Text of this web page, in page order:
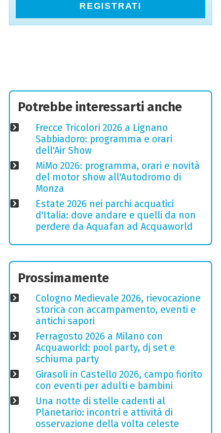
REGISTRATI
Potrebbe interessarti anche
Frecce Tricolori 2026 a Lignano
Sabbiadoro: programma e orari
dell'Air Show
MiMo 2026: programma, orari e novità
del motor show all'Autodromo di
Monza
Estate 2026 nei parchi acquatici
d'Italia: dove andare e quelli da non
perdere da Aquafan ad Acquaworld
Prossimamente
Cologno Medievale 2026, rievocazione
storica con accampamento, eventi e
antichi sapori
Ferragosto 2026 a Milano con
Acquaworld: pool party, dj set e
schiuma party
Girasoli in Castello 2026, campo fiorito
con eventi per adulti e bambini
Una notte di stelle cadenti al
Planetario: incontri e attività di
osservazione della volta celeste